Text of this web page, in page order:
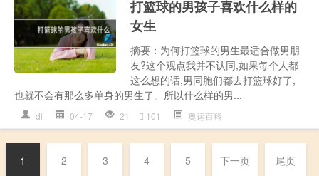
打篮球的男孩子喜欢什么样的
女生
摘要：为何打篮球的男生最适合做男朋
友?这个观点我并不认同,如果每个人都
这么想的话,男同胞们都去打篮球好了,
也就不会有那么多单身的男生了。所以什么样的男...
dl 04-17 21 101 奥运百科
1 2 3 4 5 下一页 尾页